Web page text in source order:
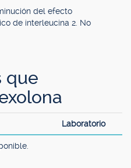
del efecto
de interleucina 2. No
que
Laboratorio